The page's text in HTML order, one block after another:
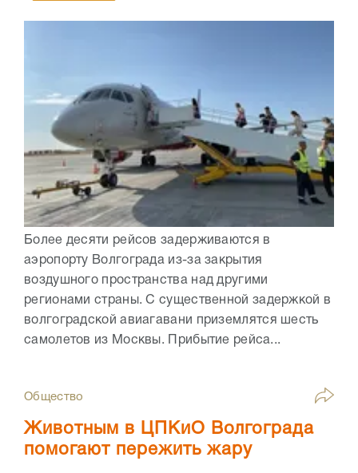
Более десяти рейсов задерживаются в
аэропорту Волгограда из-за закрытия
воздушного пространства над другими
регионами страны. С существенной задержкой в
волгоградской авиагавани приземлятся шесть
самолетов из Москвы. Прибытие рейса...
Общество
Животным в ЦПКиО Волгограда
помогают пережить жару